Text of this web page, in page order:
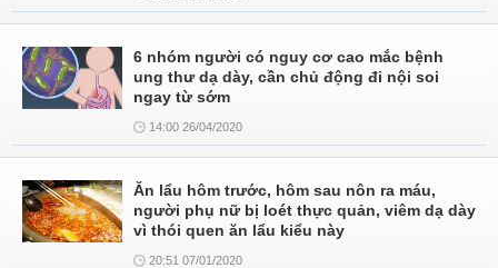
6 nhóm người có nguy cơ cao mắc bệnh
ung thư dạ dày, cần chủ động đi nội soi
ngay từ sớm
14:00 26/04/2020
Ăn lẩu hôm trước, hôm sau nôn ra máu,
người phụ nữ bị loét thực quản, viêm dạ dày
vì thói quen ăn lẩu kiểu này
20:51 07/01/2020